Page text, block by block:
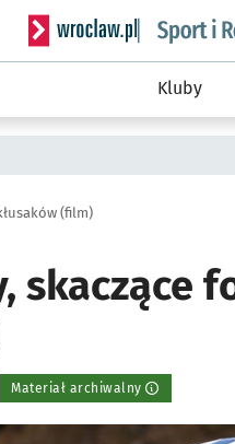
Serwis informacyjny
Kluby
(film)
skaczące
Materiał archiwalny